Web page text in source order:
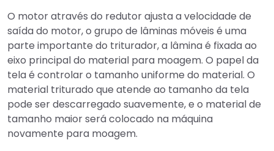
O motor através do redutor ajusta a velocidade de
saída do motor, o grupo de lâminas móveis é uma
parte importante do triturador, a lâmina é fixada ao
eixo principal do material para moagem. O papel da
tela é controlar o tamanho uniforme do material. O
material triturado que atende ao tamanho da tela
pode ser descarregado suavemente, e o material de
tamanho maior será colocado na máquina
novamente para moagem.